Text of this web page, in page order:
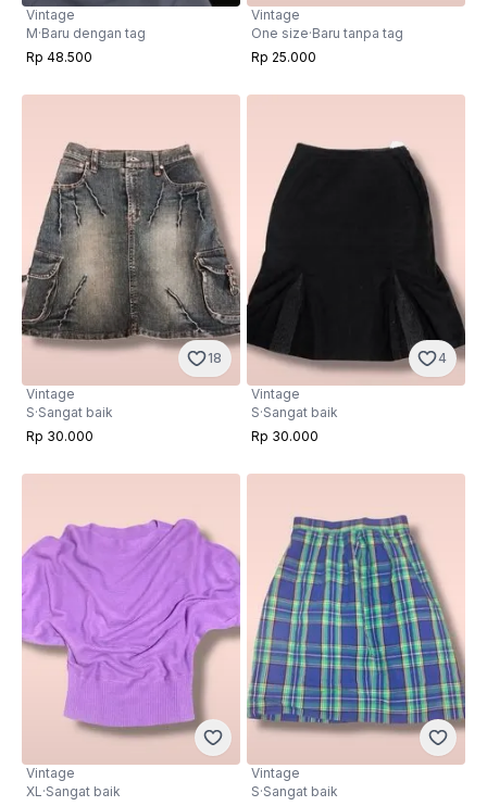
Vintage
M·Baru dengan tag
Rp 48.500
Vintage
One size·Baru tanpa tag
Rp 25.000
18
Vintage
S·Sangat baik
Rp 30.000
4
Vintage
S·Sangat baik
Rp 30.000
Vintage
XL·Sangat baik
Vintage
S·Sangat baik